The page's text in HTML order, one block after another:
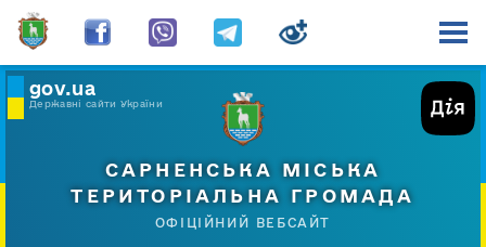
gov.ua
Державні сайти України
САРНЕНСЬКА МІСЬКА
ТЕРИТОРІАЛЬНА ГРОМАДА
ОФІЦІЙНИЙ ВЕБСАЙТ